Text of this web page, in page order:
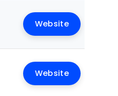
Website
Website